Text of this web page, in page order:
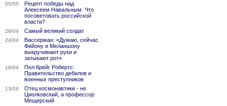
05/05
Рецепт победы над
Алексеем Навальным. Что
посоветовать российской
власти?
28/04 Самый великий солдат
24/04
Вассерман: «Думаю, сейчас
Фийону и Меланшону
выкручивают руки и
затыкают рот»
18/04
Пол Крейг Робертс:
Правительство дебилов и
военных преступников
13/04
Отец космонавтики - не
Циолковский, а профессор
Мещерский